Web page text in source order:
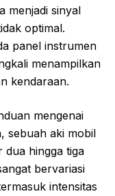
menjadi sinyal
optimal.
panel instrumen
menampilkan
kendaraan.
mengenai
sebuah aki mobil
dua hingga tiga
bervariasi
intensitas